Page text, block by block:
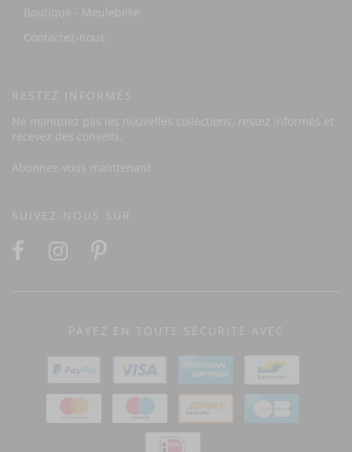
Boutique - Meulebeke
Contactez-nous
RESTEZ INFORMÉS
Ne manquez pas les nouvelles collections, restez informés et
recevez des conseils.
Abonnez-vous maintenant
SUIVEZ-NOUS SUR
PAYEZ EN TOUTE SÉCURITÉ AVEC